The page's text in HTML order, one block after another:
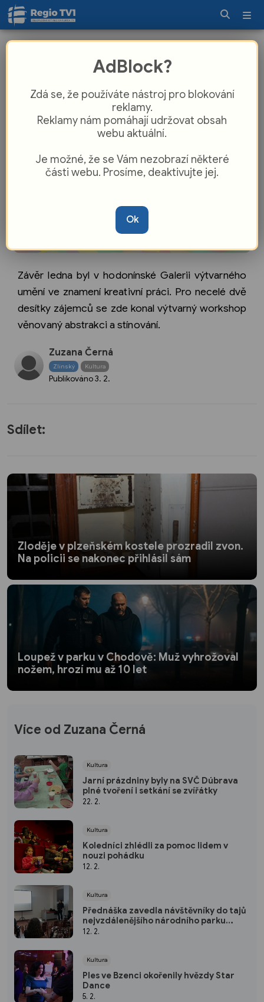
zájemci namalovat abstraktní obraz
Závěr ledna byl v hodonínské Galerii výtvarného
umění ve znamení kreativní práci. Pro necelé dvě
desítky zájemců se zde konal výtvarný workshop
věnovaný abstrakci a stínování.
Zuzana Černá
Zlínský Kultura
Publikováno3. 2.
Sdílet:
Zloděje v plzeňském kostele prozradil zvon.
Na policii se nakonec přihlásil sám
Loupež v parku v Chodově: Muž vyhrožoval
nožem, hrozí mu až 10 let
Více od Zuzana Černá
Kultura
Jarní prázdniny byly na SVČ Dúbrava
plné tvoření i setkání se zvířátky
22. 2.
Kultura
Koledníci zhlédli za pomoc lidem v
nouzi pohádku
12. 2.
Kultura
Přednáška zavedla návštěvníky do tajů
nejvzdálenějšího národního parku
Evropské unie
12. 2.
Kultura
Ples ve Bzenci okořenily hvězdy Star
Dance
5. 2.
AdBlock?
Zdá se, že používáte nástroj pro blokování
reklamy.
Reklamy nám pomáhají udržovat obsah
webu aktuální.
Je možné, že se Vám nezobrazí některé
části webu. Prosíme, deaktivujte jej.
Ok